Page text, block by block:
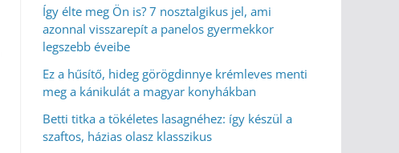
Így élte meg Ön is? 7 nosztalgikus jel, ami
azonnal visszarepít a panelos gyermekkor
legszebb éveibe
Ez a hűsítő, hideg görögdinnye krémleves menti
meg a kánikulát a magyar konyhákban
Betti titka a tökéletes lasagnéhez: így készül a
szaftos, házias olasz klasszikus